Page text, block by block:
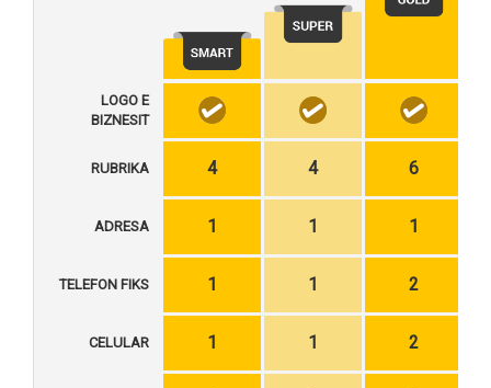
LOGO E
BIZNESIT
RUBRIKA 4 4 6
ADRESA 1 1 1
TELEFON FIKS 1 1 2
CELULAR 1 1 2